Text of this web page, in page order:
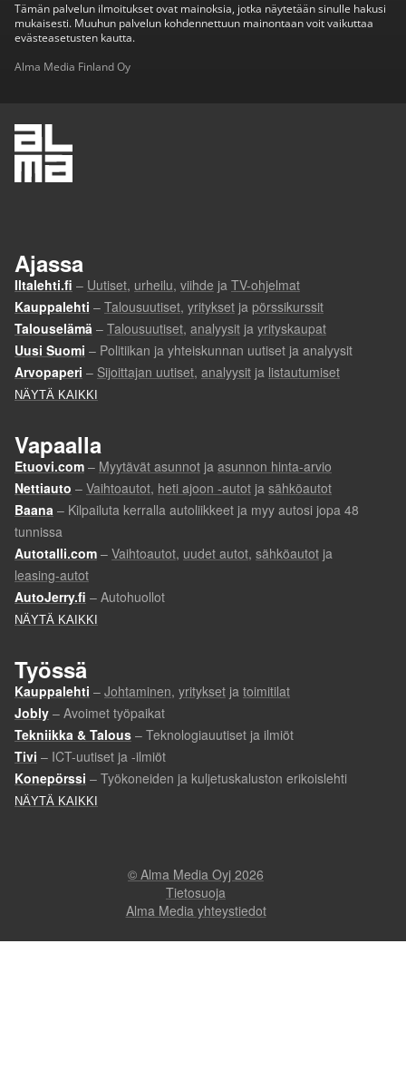
Tämän palvelun ilmoitukset ovat mainoksia, jotka näytetään sinulle hakusi
mukaisesti. Muuhun palvelun kohdennettuun mainontaan voit vaikuttaa
evästeasetusten kautta.
Alma Media Finland Oy